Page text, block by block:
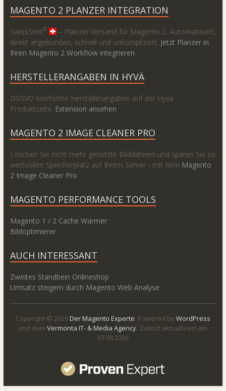
MAGENTO 2 PLANZER INTEGRATION
SwissSent©
– Planzer Versand für Magento 2. Automatisiert,
direkt angebunden, schnell und unkompliziert. Jetzt Planzer in
Ihren Magento 2 Workflow integrieren
HERSTELLERANGABEN IN HYVÄ
DSGVO konforme Herstellerangaben auf der Hyvä
Produktseite: Extension ansehen
MAGENTO 2 IMAGE CLEANER PRO
Löschen Sie nicht mehr genutzte Bilddateien und sparen Sie so
wertvollen Speicherplatz auf Ihrem Server - mit dem Magento
2 Image Cleaner Pro
MAGENTO PERFORMANCE TOOLS
Magento 1 / 2 Cache Warmer
Bildoptimierer
AUCH INTERESSANT
Zweites Standbein Onlineshop
Umsatz steigern durch Magento Web Analyse
Copyright © 2026Der Magento Experte. Powered by WordPress
und demVermonta IT- & Media Agency. Zuletzt aktualisiert am
07.08.2026